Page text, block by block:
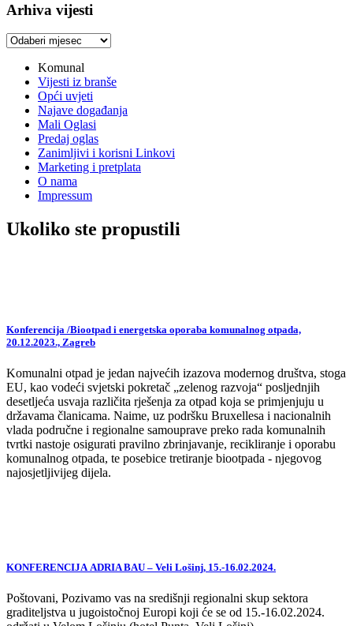
Arhiva vijesti
Arhiva
Komunal
Vijesti iz branše
Opći uvjeti
Najave događanja
Mali Oglasi
Predaj oglas
Zanimljivi i korisni Linkovi
Marketing i pretplata
O nama
Impressum
Ukoliko ste propustili
Konferencija /Biootpad i energetska oporaba komunalnog otpada,
20.12.2023., Zagreb
Komunalni otpad je jedan najvećih izazova modernog društva, stoga
EU, kao vodeći svjetski pokretač „zelenog razvoja“ posljednjih
desetljeća usvaja različita rješenja za otpad koja se primjenjuju u
državama članicama. Naime, uz podršku Bruxellesa i nacionalnih
vlada područne i regionalne samouprave preko rada komunalnih
tvrtki nastoje osigurati pravilno zbrinjavanje, recikliranje i oporabu
komunalnog otpada, te posebice tretiranje biootpada - njegovog
najosjetljivijeg dijela.
KONFERENCIJA ADRIA BAU – Veli Lošinj, 15.-16.02.2024.
Poštovani, Pozivamo vas na središnji regionalni skup sektora
graditeljstva u jugoistočnoj Europi koji će se od 15.-16.02.2024.